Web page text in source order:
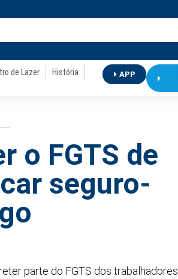
de Lazer
História
APP
o FGTS de
seguro-
parte do FGTS dos trabalhadores